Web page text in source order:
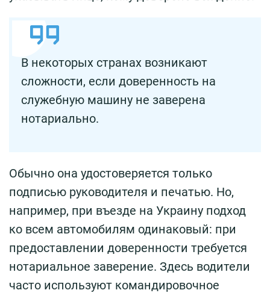
В некоторых странах возникают
сложности, если доверенность на
служебную машину не заверена
нотариально.
Обычно она удостоверяется только
подписью руководителя и печатью. Но,
например, при въезде на Украину подход
ко всем автомобилям одинаковый: при
предоставлении доверенности требуется
нотариальное заверение. Здесь водители
часто используют командировочное